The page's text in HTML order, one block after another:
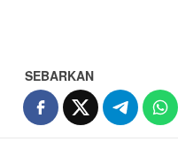
SEBARKAN